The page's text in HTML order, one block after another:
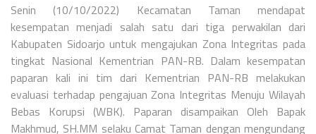
Senin (10/10/2022) Kecamatan Taman mendapat
kesempatan menjadi salah satu dari tiga perwakilan dari
Kabupaten Sidoarjo untuk mengajukan Zona Integritas pada
tingkat Nasional Kementrian PAN-RB. Dalam kesempatan
paparan kali ini tim dari Kementrian PAN-RB melakukan
evaluasi terhadap pengajuan Zona Integritas Menuju Wilayah
Bebas Korupsi (WBK). Paparan disampaikan Oleh Bapak
Makhmud, SH.MM selaku Camat Taman dengan mengundang